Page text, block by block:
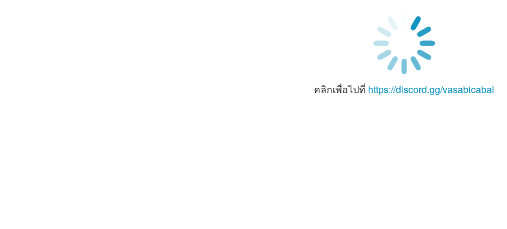
คลิกเพื่อไปที่ https://discord.gg/vasabicabal